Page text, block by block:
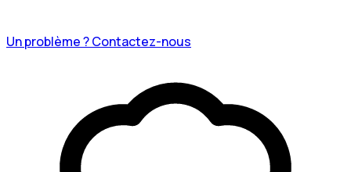
Un problème ? Contactez-nous